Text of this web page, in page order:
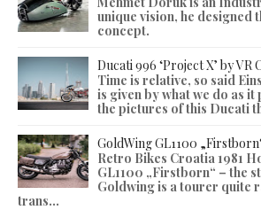
unique vision, he designed
concept.
Ducati 996 ‘Project X’ by VR
Time is relative, so said
is given by what we do as
the pictures of this Ducati
GoldWing GL1100
Retro Bikes Croatia 1981
GL1100 „Firstborn“ – the
Goldwing is a tourer quite
trans...